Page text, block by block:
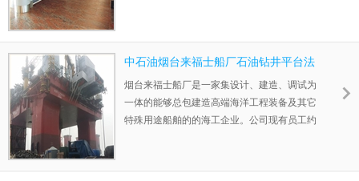
中石油烟台来福士船厂石油钻井平台法
兰保温案例
烟台来福士船厂是一家集设计、建造、调试为
一体的能够总包建造高端海洋工程装备及其它
特殊用途船舶的的海工企业。公司现有员工约
台、海阳、龙口三个海工项目建造基地，总占